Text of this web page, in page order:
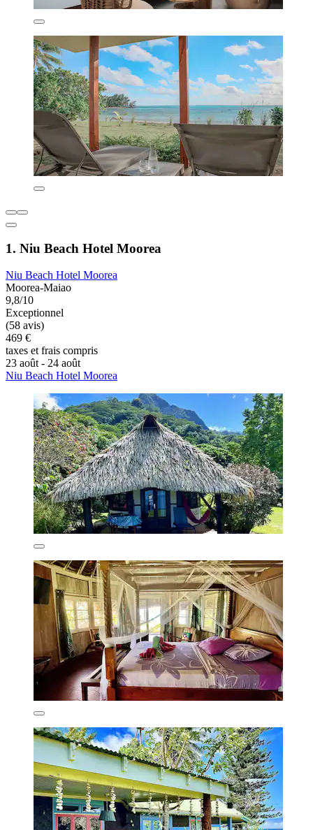
1. Niu Beach Hotel Moorea
Niu Beach Hotel Moorea
Moorea-Maiao
9,8/10
Exceptionnel
(58 avis)
469 €
taxes et frais compris
23 août - 24 août
Niu Beach Hotel Moorea